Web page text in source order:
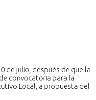
de julio, después de que la
convocatoria para la
Local, a propuesta del